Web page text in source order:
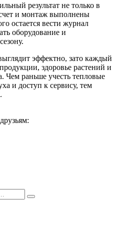
результат не только в
и монтаж выполнены
остается вести журнал
оборудование и
эффектно, зато каждый
здоровье растений и
Чем раньше учесть тепловые
и доступ к сервису, тем
друзьям: